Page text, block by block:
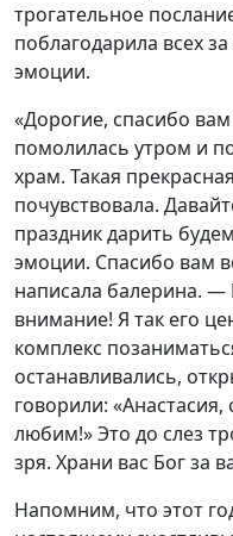
трогательное
поблагодарила всех
эмоции.
«Дорогие, спасибо
помолилась утром и
храм. Такая
почувствовала.
праздник дарить
эмоции. Спасибо вам
написала балерина.
внимание! Я так его
комплекс
останавливались,
говорили:
любим!» Это до слез
зря. Храни вас Бог за
Напомним, что этот